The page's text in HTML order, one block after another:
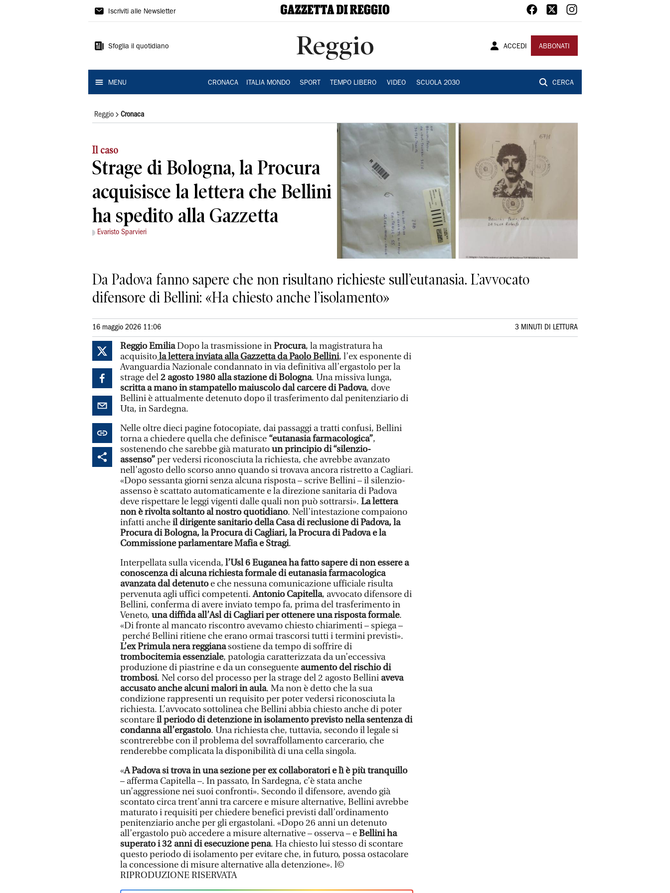
Gazzetta
Reggio
Iscriviti alle Newsletter
Sfoglia il quotidiano Reggio ACCEDI ABBONATI
MENU CRONACA ITALIA MONDO SPORT TEMPO LIBERO VIDEO SCUOLA 2030 CERCA
Reggio Cronaca
Il caso
Strage di Bologna, la Procura
acquisisce la lettera che Bellini
ha spedito alla Gazzetta
Evaristo Sparvieri
Da Padova fanno sapere che non risultano richieste sull’eutanasia. L’avvocato
difensore di Bellini: «Ha chiesto anche l’isolamento»
16 maggio 2026 11:06 3 MINUTI DI LETTURA
Reggio EmiliaDopo la trasmissione inProcura, la magistratura ha
acquisitola lettera inviata alla Gazzetta da Paolo Bellini, l’ex esponente di
Avanguardia Nazionale condannato in via definitiva all’ergastolo per la
strage del2 agosto 1980 alla stazione di Bologna. Una missiva lunga,
scritta a mano in stampatello maiuscolo dal carcere di Padova, dove
Bellini è attualmente detenuto dopo il trasferimento dal penitenziario di
Uta, in Sardegna.
Nelle oltre dieci pagine fotocopiate, dai passaggi a tratti confusi, Bellini
torna a chiedere quella che definisce “eutanasia farmacologica”,
sostenendo che sarebbe già maturatoun principio di “silenzio-
assenso”per vedersi riconosciuta la richiesta, che avrebbe avanzato
nell’agosto dello scorso anno quando si trovava ancora ristretto a Cagliari.
«Dopo sessanta giorni senza alcuna risposta – scrive Bellini – il silenzio-
assenso è scattato automaticamente e la direzione sanitaria di Padova
deve rispettare le leggi vigenti dalle quali non può sottrarsi». La lettera
non è rivolta soltanto al nostro quotidiano. Nell’intestazione compaiono
infatti ancheil dirigente sanitario della Casa di reclusione di Padova, la
Procura di Bologna, la Procura di Cagliari, la Procura di Padova e la
Commissione parlamentare Mafia e Stragi.
Interpellata sulla vicenda, l’Usl 6 Euganea ha fatto sapere di non essere a
conoscenza di alcuna richiesta formale di eutanasia farmacologica
avanzata dal detenutoe che nessuna comunicazione ufficiale risulta
pervenuta agli uffici competenti.Antonio Capitella, avvocato difensore di
Bellini, conferma di avere inviato tempo fa, prima del trasferimento in
Veneto, una diffida all’Asl di Cagliari per ottenere una risposta formale.
«Di fronte al mancato riscontro avevamo chiesto chiarimenti – spiega –
perché Bellini ritiene che erano ormai trascorsi tutti i termini previsti».
L’ex Primula nera reggianasostiene da tempo di soffrire di
trombocitemia essenziale, patologia caratterizzata da un’eccessiva
produzione di piastrine e da un conseguente aumento del rischio di
trombosi. Nel corso del processo per la strage del 2 agosto Bellini aveva
accusato anche alcuni malori in aula. Ma non è detto che la sua
condizione rappresenti un requisito per poter vedersi riconosciuta la
richiesta. L’avvocato sottolinea che Bellini abbia chiesto anche di poter
scontareil periodo di detenzione in isolamento previsto nella sentenza di
condanna all’ergastolo. Una richiesta che, tuttavia, secondo il legale si
scontrerebbe con il problema del sovraffollamento carcerario, che
renderebbe complicata la disponibilità di una cella singola.
«A Padova si trova in una sezione per ex collaboratori e lì è più tranquillo
– afferma Capitella –. In passato, In Sardegna, c’è stata anche
un’aggressione nei suoi confronti». Secondo il difensore, avendo già
scontato circa trent’anni tra carcere e misure alternative, Bellini avrebbe
maturato i requisiti per chiedere benefici previsti dall’ordinamento
penitenziario anche per gli ergastolani. «Dopo 26 anni un detenuto
all’ergastolo può accedere a misure alternative – osserva – eBellini ha
superato i 32 anni di esecuzione pena. Ha chiesto lui stesso di scontare
questo periodo di isolamento per evitare che, in futuro, possa ostacolare
la concessione di misure alternative alla detenzione». l©
RIPRODUZIONE RISERVATA